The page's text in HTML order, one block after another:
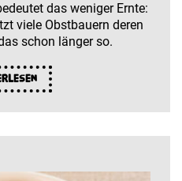
das weniger Ernte:
viele Obstbauern deren
schon länger so.